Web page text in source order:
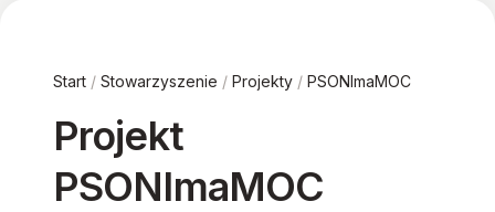
Start / Stowarzyszenie / Projekty / PSONImaMOC
Projekt
PSONImaMOC